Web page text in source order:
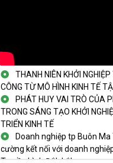
ngày
THANH NIÊN KHỞI
CÔNG TỪ MÔ HÌNH KINH TẾ
PHÁT HUY VAI TRÒ CỦA
TRONG SÁNG TẠO KHỞI
TRIỂN KINH TẾ
Doanh nghiệp tp Buôn Ma
cường kết nối với doanh
Truyền hình Đắk Lắk